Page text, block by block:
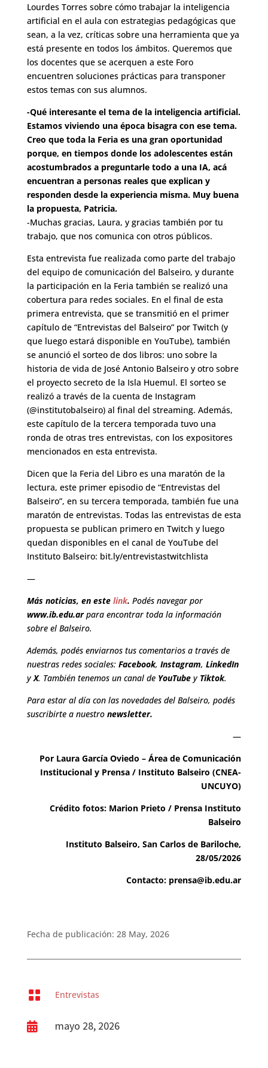
Lourdes Torres sobre cómo trabajar la inteligencia
artificial en el aula con estrategias pedagógicas que
sean, a la vez, críticas sobre una herramienta que ya
está presente en todos los ámbitos. Queremos que
los docentes que se acerquen a este Foro
encuentren soluciones prácticas para transponer
estos temas con sus alumnos.
-Qué interesante el tema de la inteligencia artificial.
Estamos viviendo una época bisagra con ese tema.
Creo que toda la Feria es una gran oportunidad
porque, en tiempos donde los adolescentes están
acostumbrados a preguntarle todo a una IA, acá
encuentran a personas reales que explican y
responden desde la experiencia misma. Muy buena
la propuesta, Patricia.
-Muchas gracias, Laura, y gracias también por tu
trabajo, que nos comunica con otros públicos.
Esta entrevista fue realizada como parte del trabajo
del equipo de comunicación del Balseiro, y durante
la participación en la Feria también se realizó una
cobertura para redes sociales. En el final de esta
primera entrevista, que se transmitió en el primer
capítulo de “Entrevistas del Balseiro” por Twitch (y
que luego estará disponible en YouTube), también
se anunció el sorteo de dos libros: uno sobre la
historia de vida de José Antonio Balseiro y otro sobre
el proyecto secreto de la Isla Huemul. El sorteo se
realizó a través de la cuenta de Instagram
(@institutobalseiro) al final del streaming. Además,
este capítulo de la tercera temporada tuvo una
ronda de otras tres entrevistas, con los expositores
mencionados en esta entrevista.
Dicen que la Feria del Libro es una maratón de la
lectura, este primer episodio de “Entrevistas del
Balseiro”, en su tercera temporada, también fue una
maratón de entrevistas. Todas las entrevistas de esta
propuesta se publican primero en Twitch y luego
quedan disponibles en el canal de YouTube del
Instituto Balseiro: bit.ly/entrevistastwitchlista
—
Más noticias, en este link. Podés navegar por
www.ib.edu.ar para encontrar toda la información
sobre el Balseiro.
Además, podés enviarnos tus comentarios a través de
nuestras redes sociales: Facebook, Instagram, LinkedIn
yX. También tenemos un canal de YouTube y Tiktok.
Para estar al día con las novedades del Balseiro, podés
suscribirte a nuestro newsletter.
—
Por Laura García Oviedo – Área de Comunicación
Institucional y Prensa / Instituto Balseiro (CNEA-
UNCUYO)
Crédito fotos: Marion Prieto / Prensa Instituto
Balseiro
Instituto Balseiro, San Carlos de Bariloche,
28/05/2026
Contacto: prensa@ib.edu.ar
Fecha de publicación: 28 May, 2026
 Entrevistas
 mayo 28, 2026